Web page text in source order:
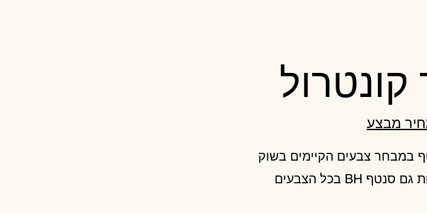
סנטף איכותי של חברת פלרם , באפשרותך לקנות גם סנטף BH בכל הצבעים